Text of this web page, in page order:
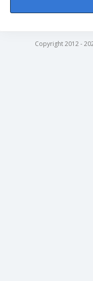
Copyright 2012 -